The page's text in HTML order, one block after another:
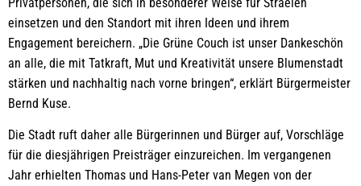
einsetzen und den Standort mit ihren Ideen und ihrem
Engagement bereichern. „Die Grüne Couch ist unser Dankeschön
an alle, die mit Tatkraft, Mut und Kreativität unsere Blumenstadt
stärken und nachhaltig nach vorne bringen“, erklärt Bürgermeister
Bernd Kuse.
Die Stadt ruft daher alle Bürgerinnen und Bürger auf, Vorschläge
für die diesjährigen Preisträger einzureichen. Im vergangenen
Jahr erhielten Thomas und Hans-Peter van Megen von der